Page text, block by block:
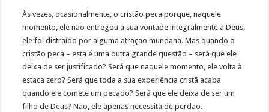
Às vezes, ocasionalmente, o cristão peca porque, naquele
momento, ele não entregou a sua vontade integralmente a Deus,
ele foi distraído por alguma atração mundana. Mas quando o
cristão peca – esta é uma outra grande questão – será que ele
deixa de ser justificado? Será que naquele momento, ele volta à
estaca zero? Será que toda a sua experiência cristã acaba
quando ele comete um pecado? Será que ele deixa de ser um
filho de Deus? Não, ele apenas necessita de perdão.